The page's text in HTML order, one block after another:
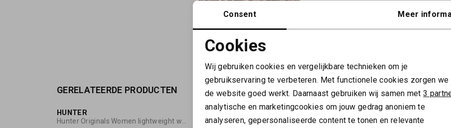
GERELATEERDE PRODUCTEN
HUNTER HUNTER
Hunter Women's originals lightweight waterproof jacket
HUNTER
Noodzakelijke cookies
Analytische cookies Marketing cookies
Consent Meer
Cookies
Wij gebruiken cookies en vergelijkbare technieken om je
gebruikservaring te verbeteren. Met functionele cookies zorgen we
de website goed werkt. Daarnaast gebruiken wij samen met3
analytische en marketingcookies om jouw gedrag anoniem te
analyseren, gepersonaliseerde content te tonen en relevante